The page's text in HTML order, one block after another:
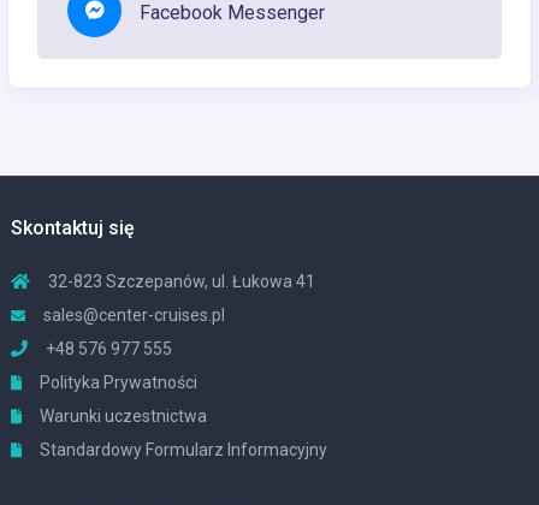
Facebook Messenger
Skontaktuj się
32-823 Szczepanów, ul. Łukowa 41
sales@center-cruises.pl
+48 576 977 555
Polityka Prywatności
Warunki uczestnictwa
Standardowy Formularz Informacyjny